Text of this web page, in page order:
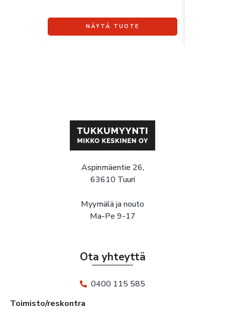
NÄYTÄ TUOTE
Aspinmäentie 26,
63610 Tuuri
Myymälä ja nouto
Ma-Pe 9-17
Ota yhteyttä
0400 115 585
Toimisto/reskontra